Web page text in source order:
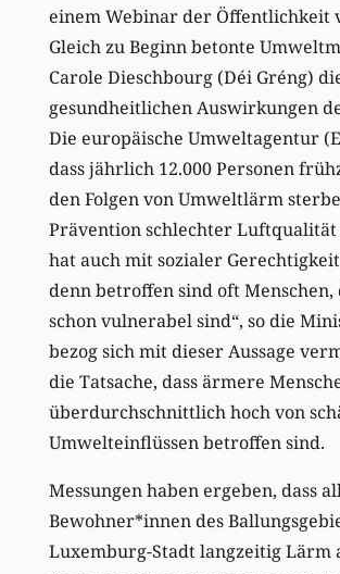
einem Webinar der Öffentlichkeit
Gleich zu Beginn betonte
Carole Dieschbourg (Déi Gréng)
gesundheitlichen Auswirkungen
Die europäische Umweltagentur
dass jährlich 12.000 Personen
den Folgen von Umweltlärm
Prävention schlechter
hat auch mit sozialer
denn betroffen sind oft
schon vulnerabel sind“, so die
bezog sich mit dieser Aussage
die Tatsache, dass ärmere
überdurchschnittlich hoch von
Umwelteinflüssen betroffen sind.
Messungen haben ergeben, dass
Bewohner*innen des
Luxemburg-Stadt langzeitig Lärm